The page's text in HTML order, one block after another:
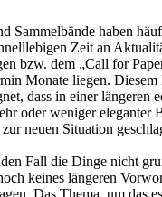
Sammelbände haben
Zeit an
bzw. dem „Call for
Monate liegen.
dass in einer längeren
oder weniger eleganter
neuen Situation
Fall die Dinge nicht
keines längeren